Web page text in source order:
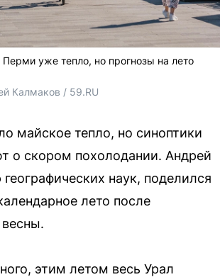
уже тепло, но прогнозы на лето
Калмаков / 59.RU
майское тепло, но синоптики
о скором похолодании. Андрей
наук, поделился
лето после
этим летом весь Урал